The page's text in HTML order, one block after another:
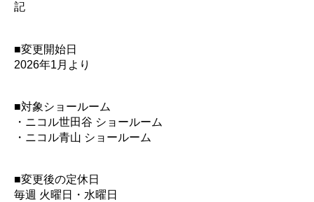
記
■変更開始日
2026年1月より
■対象ショールーム
・ニコル世田谷 ショールーム
・ニコル青山 ショールーム
■変更後の定休日
毎週 火曜日・水曜日